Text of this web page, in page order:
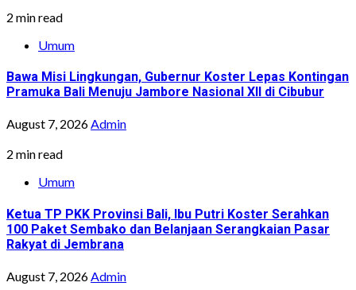
2 min read
Umum
Bawa Misi Lingkungan, Gubernur Koster Lepas Kontingan
Pramuka Bali Menuju Jambore Nasional XII di Cibubur
August 7, 2026Admin
2 min read
Umum
Ketua TP PKK Provinsi Bali, Ibu Putri Koster Serahkan
100 Paket Sembako dan Belanjaan Serangkaian Pasar
Rakyat di Jembrana
August 7, 2026Admin